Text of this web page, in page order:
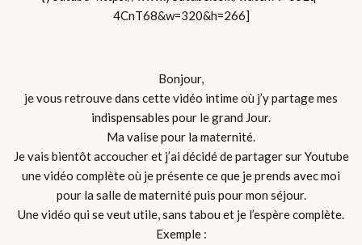
4CnT68&w=320&h=266]
Bonjour,
je vous retrouve dans cette vidéo intime où j’y partage mes
indispensables pour le grand Jour.
Ma valise pour la maternité.
Je vais bientôt accoucher et j’ai décidé de partager sur Youtube
une vidéo complète où je présente ce que je prends avec moi
pour la salle de maternité puis pour mon séjour.
Une vidéo qui se veut utile, sans tabou et je l’espère complète.
Exemple :